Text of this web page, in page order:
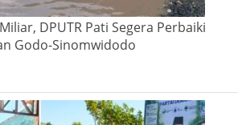
DPUTR Pati Segera Perbaiki
Godo-Sinomwidodo